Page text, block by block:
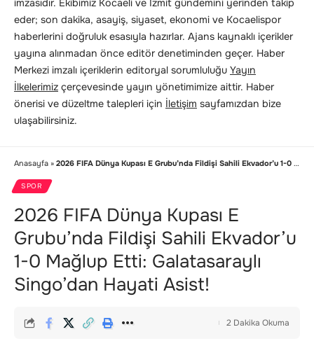
imzasıdır. Ekibimiz Kocaeli ve İzmit gündemini yerinden takip
eder; son dakika, asayiş, siyaset, ekonomi ve Kocaelispor
haberlerini doğruluk esasıyla hazırlar. Ajans kaynaklı içerikler
yayına alınmadan önce editör denetiminden geçer. Haber
Merkezi imzalı içeriklerin editoryal sorumluluğu Yayın
İlkelerimiz çerçevesinde yayın yönetimimize aittir. Haber
önerisi ve düzeltme talepleri için İletişim sayfamızdan bize
ulaşabilirsiniz.
Anasayfa » 2026 FIFA Dünya Kupası E Grubu’nda Fildişi Sahili Ekvador’u 1-0 Mağlup Etti: Galatasaraylı Singo’dan Hayati Asist!
SPOR
2026 FIFA Dünya Kupası E
Grubu’nda Fildişi Sahili Ekvador’u
1-0 Mağlup Etti: Galatasaraylı
Singo’dan Hayati Asist!
2 Dakika Okuma